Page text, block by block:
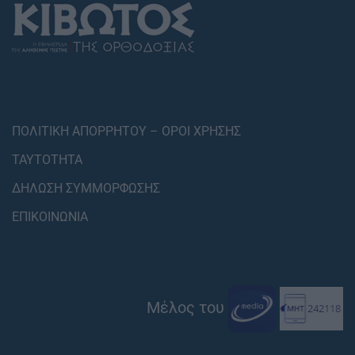
ΠΟΛΙΤΙΚΗ ΑΠΟΡΡΗΤΟΥ – ΟΡΟΙ ΧΡΗΣΗΣ
ΤΑΥΤΟΤΗΤΑ
ΔΗΛΩΣΗ ΣΥΜΜΟΡΦΩΣΗΣ
ΕΠΙΚΟΙΝΩΝΙΑ
Μέλος του